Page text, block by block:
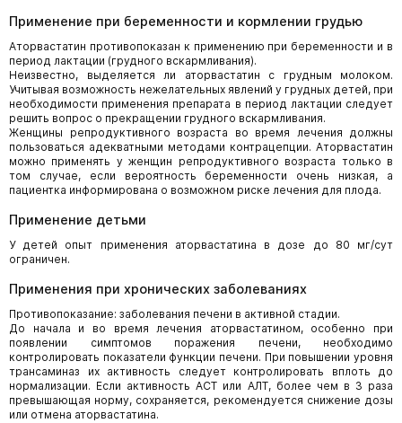
Применение при беременности и кормлении грудью
Аторвастатин противопоказан к применению при беременности и в
период лактации (грудного вскармливания).
Неизвестно, выделяется ли аторвастатин с грудным молоком.
Учитывая возможность нежелательных явлений у грудных детей, при
необходимости применения препарата в период лактации следует
решить вопрос о прекращении грудного вскармливания.
Женщины репродуктивного возраста во время лечения должны
пользоваться адекватными методами контрацепции. Аторвастатин
можно применять у женщин репродуктивного возраста только в
том случае, если вероятность беременности очень низкая, а
пациентка информирована о возможном риске лечения для плода.
Применение детьми
У детей опыт применения аторвастатина в дозе до 80 мг/сут
ограничен.
Применения при хронических заболеваниях
Противопоказание: заболевания печени в активной стадии.
До начала и во время лечения аторвастатином, особенно при
появлении симптомов поражения печени, необходимо
контролировать показатели функции печени. При повышении уровня
трансаминаз их активность следует контролировать вплоть до
нормализации. Если активность АСТ или АЛТ, более чем в 3 раза
превышающая норму, сохраняется, рекомендуется снижение дозы
или отмена аторвастатина.